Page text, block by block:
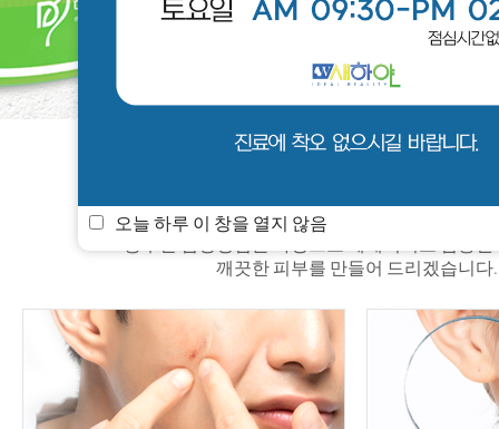
오늘 하루 이 창을 열지 않음
스페셜클리닉
새하얀 소식
진료안내
깨끗한 피부를 만들어 드리겠습니다.